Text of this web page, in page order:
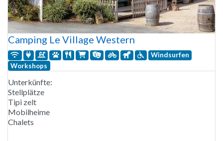
Camping Le Village Western
Windsurfen
Workshops
Unterkünfte:
Stellplätze
Tipi zelt
Mobilheime
Chalets